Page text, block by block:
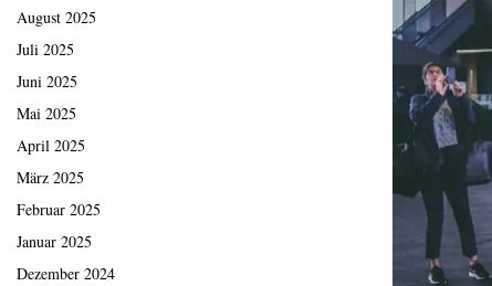
August 2025
Juli 2025
Juni 2025
Mai 2025
April 2025
März 2025
Februar 2025
Januar 2025
Dezember 2024